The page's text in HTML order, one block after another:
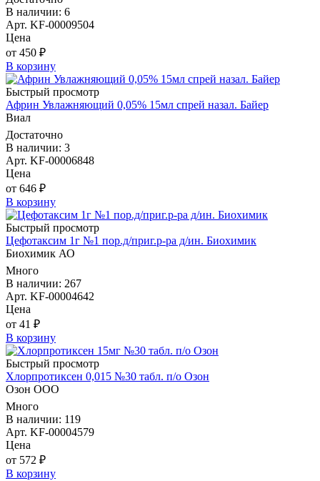
В наличии: 6
Арт. KF-00009504
Цена
от 450 ₽
В корзину
Быстрый просмотр
Африн Увлажняющий 0,05% 15мл спрей назал. Байер
Виал
Достаточно
В наличии: 3
Арт. KF-00006848
Цена
от 646 ₽
В корзину
Быстрый просмотр
Цефотаксим 1г №1 пор.д/приг.р-ра д/ин. Биохимик
Биохимик АО
Много
В наличии: 267
Арт. KF-00004642
Цена
от 41 ₽
В корзину
Быстрый просмотр
Хлорпротиксен 0,015 №30 табл. п/о Озон
Озон ООО
Много
В наличии: 119
Арт. KF-00004579
Цена
от 572 ₽
В корзину